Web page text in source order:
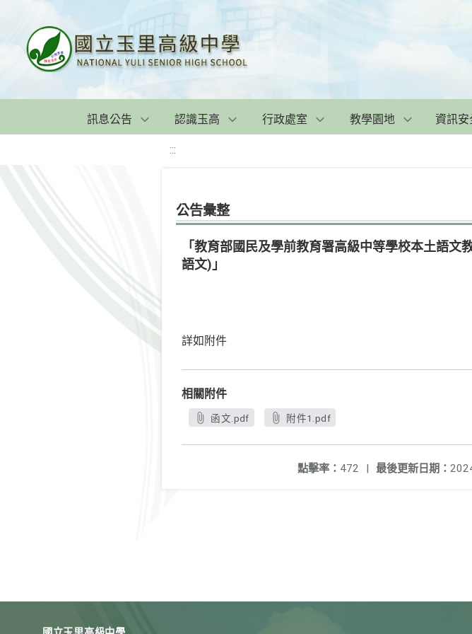
訊息公告 認識玉高 行政處室 教學園地 資訊安
:::
公告彙整
「教育部國民及學前教育署高級中等學校本土語
語文)」
詳如附件
相關附件
函文.pdf 附件1.pdf
最後更新日期：
點擊率： 472 |